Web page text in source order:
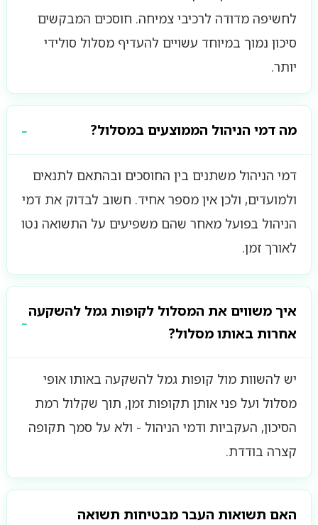
לחשיפה מדודה לרכיבי צמיחה. חוסכים המבקשים
סיכון נמוך במיוחד עשויים להעדיף מסלול סולידי
יותר.
מה דמי הניהול הממוצעים במסלול?
דמי הניהול משתנים בין החוסכים ובהתאם לתנאים
ולמועדים, ולכן אין מספר אחיד. חשוב לבדוק את דמי
הניהול בפועל מאחר שהם משפיעים על התשואה נטו
לאורך זמן.
איך משווים את המסלול לקופות גמל להשקעה
אחרות באותו מסלול?
יש להשוות מול קופות גמל להשקעה באותו אופי
מסלול ועל פני אותן תקופות זמן, תוך שקלול רמת
הסיכון, העקביות ודמי הניהול - ולא על סמך תקופה
קצרה בודדת.
האם תשואות העבר מבטיחות תשואה